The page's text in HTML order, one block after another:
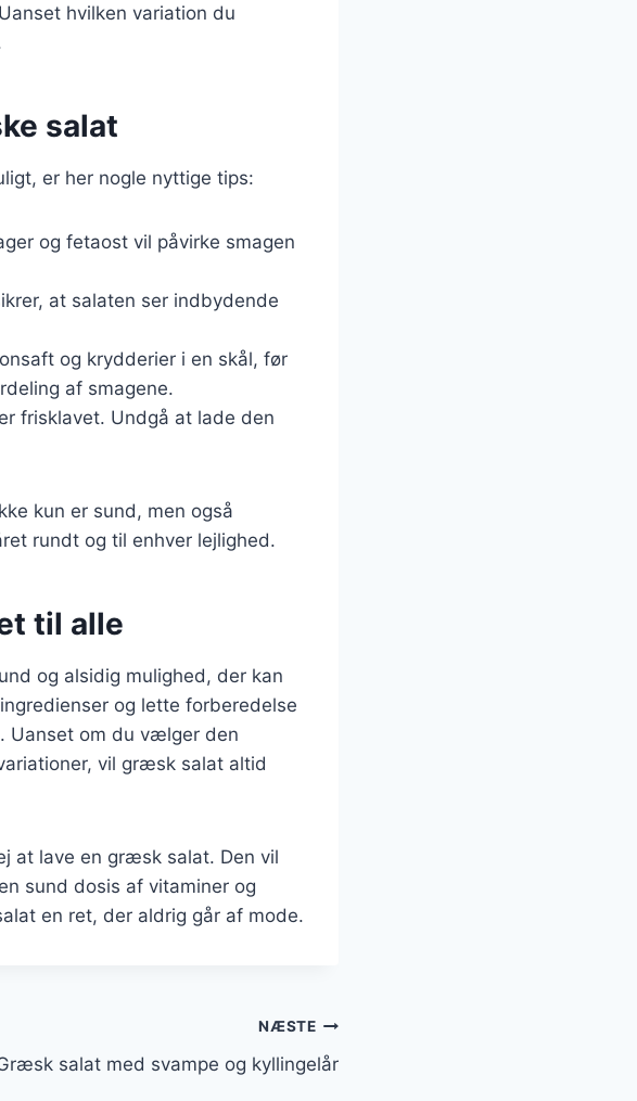
hvilken variation du
salat
er her nogle nyttige tips:
og fetaost vil påvirke smagen
at salaten ser indbydende
og krydderier i en skål, før
af smagene.
frisklavet. Undgå at lade den
kun er sund, men også
rundt og til enhver lejlighed.
til alle
og alsidig mulighed, der kan
og lette forberedelse
Uanset om du vælger den
vil græsk salat altid
at lave en græsk salat. Den vil
sund dosis af vitaminer og
en ret, der aldrig går af mode.
NÆSTE
salat med svampe og kyllingelår